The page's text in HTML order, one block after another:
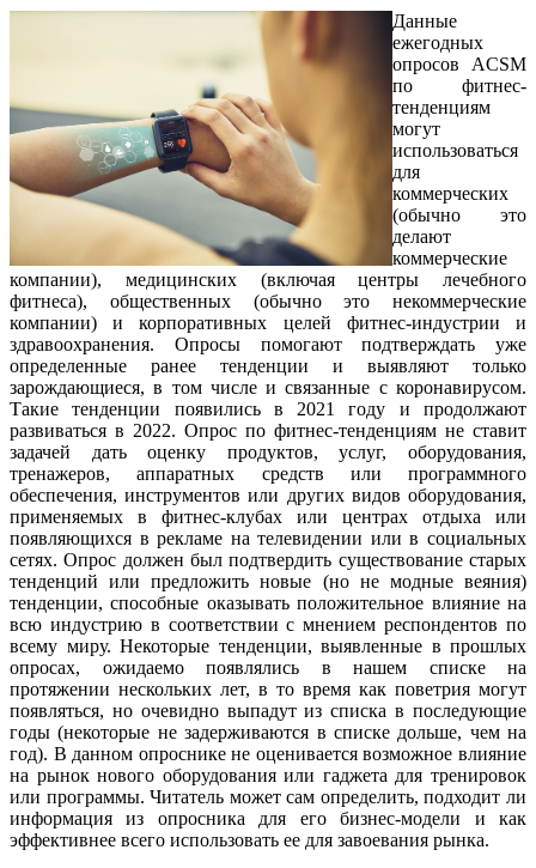
Данные
ежегодных
опросов ACSM
по фитнес-
тенденциям
могут
использоваться
для
коммерческих
(обычно это
делают
коммерческие
компании), медицинских (включая центры лечебного
фитнеса), общественных (обычно это некоммерческие
компании) и корпоративных целей фитнес-индустрии и
здравоохранения. Опросы помогают подтверждать уже
определенные ранее тенденции и выявляют только
зарождающиеся, в том числе и связанные с коронавирусом.
Такие тенденции появились в 2021 году и продолжают
развиваться в 2022. Опрос по фитнес-тенденциям не ставит
задачей дать оценку продуктов, услуг, оборудования,
тренажеров, аппаратных средств или программного
обеспечения, инструментов или других видов оборудования,
применяемых в фитнес-клубах или центрах отдыха или
появляющихся в рекламе на телевидении или в социальных
сетях. Опрос должен был подтвердить существование старых
тенденций или предложить новые (но не модные веяния)
тенденции, способные оказывать положительное влияние на
всю индустрию в соответствии с мнением респондентов по
всему миру. Некоторые тенденции, выявленные в прошлых
опросах, ожидаемо появлялись в нашем списке на
протяжении нескольких лет, в то время как поветрия могут
появляться, но очевидно выпадут из списка в последующие
годы (некоторые не задерживаются в списке дольше, чем на
год). В данном опроснике не оценивается возможное влияние
на рынок нового оборудования или гаджета для тренировок
или программы. Читатель может сам определить, подходит ли
информация из опросника для его бизнес-модели и как
эффективнее всего использовать ее для завоевания рынка.